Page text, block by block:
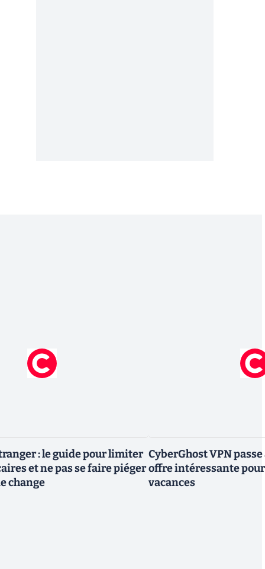
: le guide pour limiter
et ne pas se faire piéger
change
CyberGhost VPN
offre intéressante
vacances